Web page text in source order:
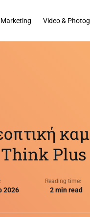
Video &
Think Plus
2026
Reading time:
2 min read